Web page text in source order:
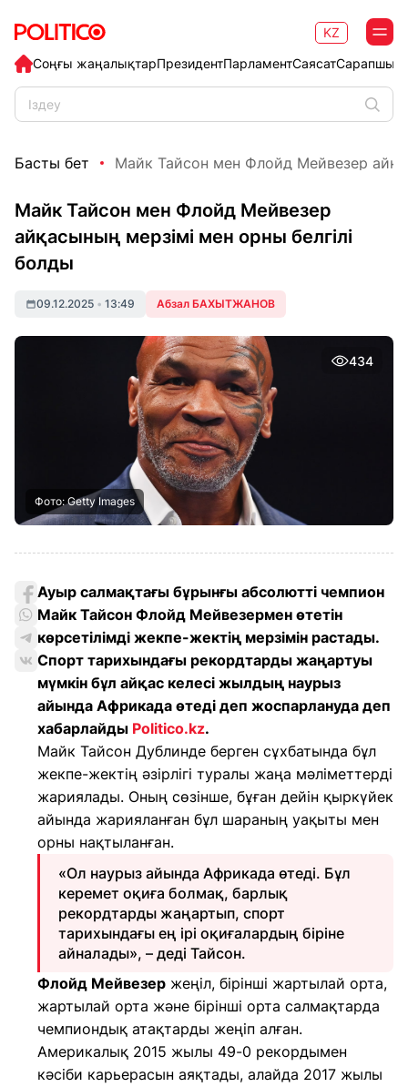
Соңғы жаңалықтарПрезидентПарламентСаясат
KZ
Басты бет Майк Тайсон мен Флойд Мейвезер
Майк Тайсон мен Флойд Мейвезер
айқасының мерзімі мен орны белгілі
болды
09.12.2025 • 13:49 Абзал БАХЫТЖАНОВ
434
Фото: Getty Images
Ауыр салмақтағы бұрынғы абсолютті чемпион
Майк Тайсон Флойд Мейвезермен өтетін
көрсетілімді жекпе-жектің мерзімін растады.
Спорт тарихындағы рекордтарды жаңартуы
мүмкін бұл айқас келесі жылдың наурыз
айында Африкада өтеді деп жоспарлануда деп
хабарлайды Politico.kz.
Майк Тайсон Дублинде берген сұхбатында бұл
жекпе-жектің әзірлігі туралы жаңа мәліметтерді
жариялады. Оның сөзінше, бұған дейін қыркүйек
айында жарияланған бұл шараның уақыты мен
орны нақтыланған.
«Ол наурыз айында Африкада өтеді. Бұл
керемет оқиға болмақ, барлық
рекордтарды жаңартып, спорт
тарихындағы ең ірі оқиғалардың біріне
айналады», – деді Тайсон.
Флойд Мейвезер жеңіл, бірінші жартылай орта,
жартылай орта және бірінші орта салмақтарда
чемпиондық атақтарды жеңіп алған.
Америкалық 2015 жылы 49-0 рекордымен
кәсіби карьерасын аяқтады, алайда 2017 жылы